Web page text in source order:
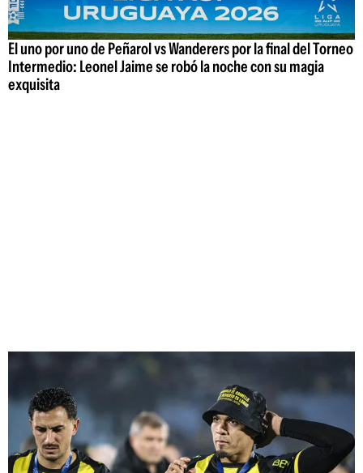
El uno por uno de Peñarol vs Wanderers por la final del Torneo
Intermedio: Leonel Jaime se robó la noche con su magia
exquisita